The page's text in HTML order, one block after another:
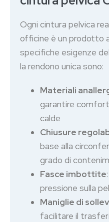
Ogni cintura pelvica
officine è un prodotto
specifiche esigenze
la rendono unica sono:
Materiali
garantire
calde
Chiusure
base alla
grado di
Fasce imbottite
pressione sulla
Maniglie di
facilitare il